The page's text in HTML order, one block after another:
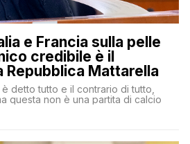
e Francia sulla pelle
credibile è il
Repubblica Mattarella
detto tutto e il contrario di tutto,
questa non è una partita di calcio